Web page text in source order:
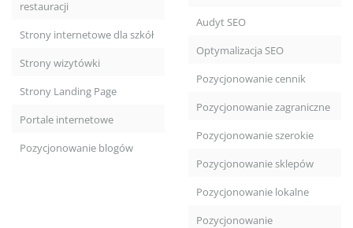
restauracji
Strony internetowe dla szkół
Strony wizytówki
Strony Landing Page
Portale internetowe
Pozycjonowanie blogów
Audyt SEO
Optymalizacja SEO
Pozycjonowanie cennik
Pozycjonowanie zagraniczne
Pozycjonowanie szerokie
Pozycjonowanie sklepów
Pozycjonowanie lokalne
Pozycjonowanie